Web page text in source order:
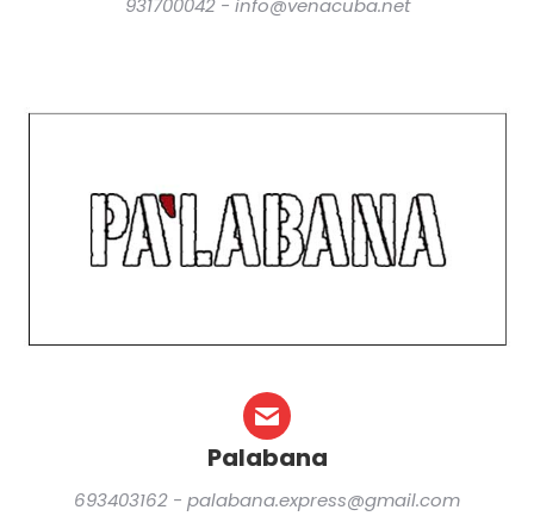
931700042 - info@venacuba.net
Palabana
693403162 - palabana.express@gmail.com